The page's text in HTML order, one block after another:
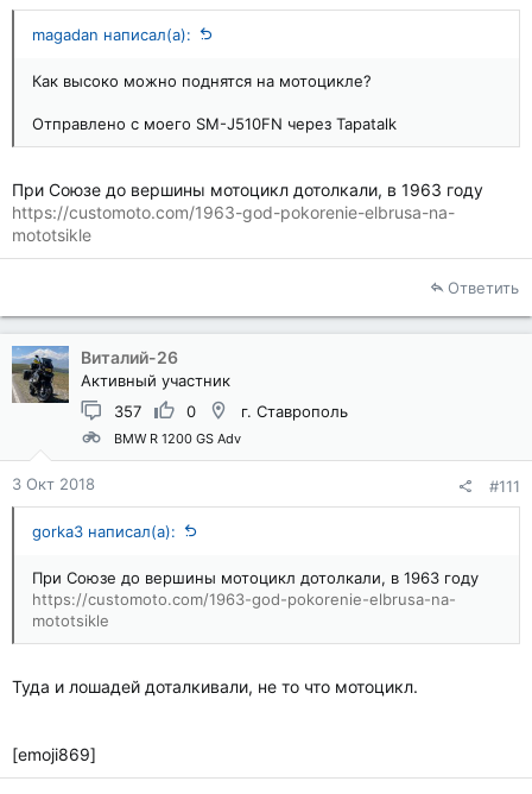
magadan написал(а):
Как высоко можно поднятся на мотоцикле?
Отправлено с моего SM-J510FN через Tapatalk
При Союзе до вершины мотоцикл дотолкали, в 1963 году
https://customoto.com/1963-god-pokorenie-elbrusa-na-
mototsikle
Ответить
Виталий-26
Активный участник
357
0 г. Ставрополь
BMW R 1200 GS Adv
3 Окт 2018 #111
gorka3 написал(а):
При Союзе до вершины мотоцикл дотолкали, в 1963 году
https://customoto.com/1963-god-pokorenie-elbrusa-na-
mototsikle
Туда и лошадей доталкивали, не то что мотоцикл.
[emoji869]